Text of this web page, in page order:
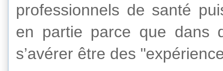
professionnels de santé
en partie parce que dans
s’avérer être des "